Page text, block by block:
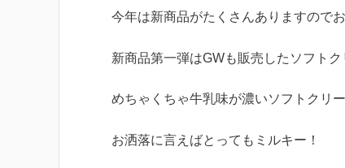
今年は新商品がたくさんありますのでお
新商品第一弾はGWも販売したソフトク
めちゃくちゃ牛乳味が濃いソフトクリー
お洒落に言えばとってもミルキー！